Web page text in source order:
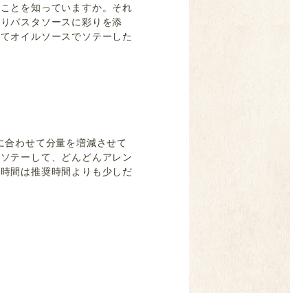
とを知っていますか。それ
パスタソースに彩りを添
オイルソースでソテーした
わせて分量を増減させて
テーして、どんどんアレン
間は推奨時間よりも少しだ